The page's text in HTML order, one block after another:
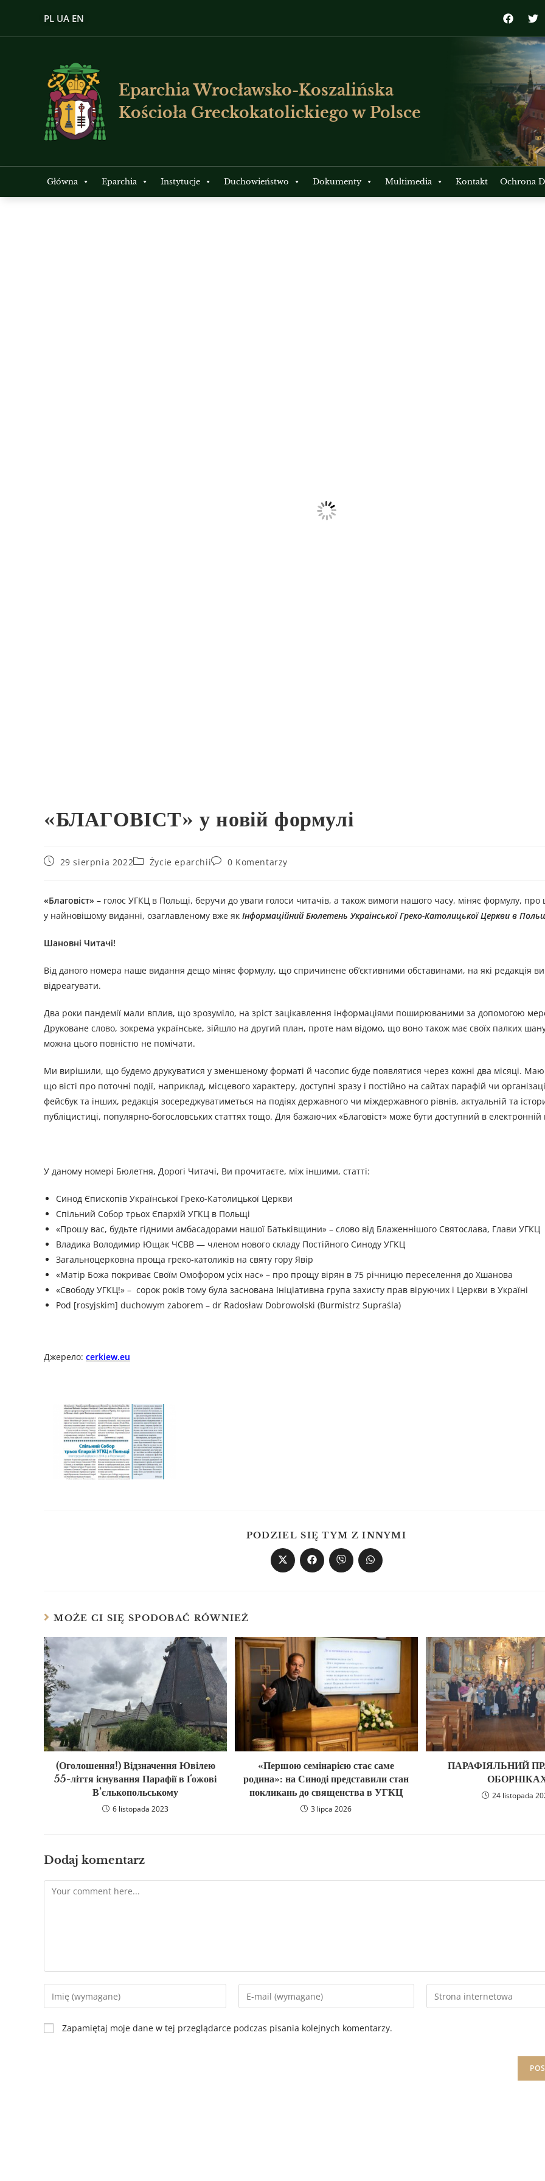
PL UA EN
Eparchia Wrocławsko-Koszalińska
Kościoła Greckokatolickiego w Polsce
Główna Eparchia Instytucje Duchowieństwo Dokumenty Multimedia Kontakt Ochrona
«БЛАГОВІСТ» у новій формулі
29 sierpnia 2022 Życie eparchii 0 Komentarzy
«Благовіст» – голос УГКЦ в Польщі, беручи до уваги голоси читачів, а також вимоги нашого часу, міняє формулу, про
у найновішому виданні, озаглавленому вже як Інформаційний Бюлетень Української Греко-Католицької Церкви в
Шановні Читачі!
Від даного номера наше видання дещо міняє формулу, що спричинене об’єктивними обставинами, на які редакція
відреагувати.
Два роки пандемії мали вплив, що зрозуміло, на зріст зацікавлення інформаціями поширюваними за допомогою
Друковане слово, зокрема українське, зійшло на другий план, проте нам відомо, що воно також має своїх палких
можна цього повністю не помічати.
Ми вирішили, що будемо друкуватися у зменшеному форматі й часопис буде появлятися через кожні два місяці.
що вісті про поточні події, наприклад, місцевого характеру, доступні зразу і постійно на сайтах парафій чи
фейсбук та інших, редакція зосереджуватиметься на подіях державного чи міждержавного рівнів, актуальній та
публіцистиці, популярно-богословських статтях тощо. Для бажаючих «Благовіст» може бути доступний в електронній
У даному номері Бюлетня, Дорогі Читачі, Ви прочитаєте, між іншими, статті:
Синод Єпископів Української Греко-Католицької Церкви
Спільний Собор трьох Єпархій УГКЦ в Польщі
«Прошу вас, будьте гідними амбасадорами нашої Батьківщини» – слово від Блаженнішого Святослава, Глави УГКЦ
Владика Володимир Ющак ЧСВВ — членом нового складу Постійного Синоду УГКЦ
Загальноцерковна проща греко-католиків на святу гору Явір
«Матір Божа покриває Своїм Омофором усіх нас» – про прощу вірян в 75 річницю переселення до Хшанова
«Свободу УГКЦ!» – сорок років тому була заснована Ініціативна група захисту прав віруючих і Церкви в Україні
Pod [rosyjskim] duchowym zaborem – dr Radosław Dobrowolski (Burmistrz Supraśla)
Джерело: cerkiew.eu
PODZIEL SIĘ TYM Z INNYMI
MOŻE CI SIĘ SPODOBAĆ RÓWNIEŻ
(Оголошення!) Відзначення Ювілею
55-ліття існування Парафії в Ґожові
В’єлькопольському
6 listopada 2023
«Першою семінарією стає саме
родина»: на Синоді представили стан
покликань до священства в УГКЦ
3 lipca 2026
ПАРАФІЯЛЬНИЙ
24 listopada
Dodaj komentarz
Zapamiętaj moje dane w tej przeglądarce podczas pisania kolejnych komentarzy.